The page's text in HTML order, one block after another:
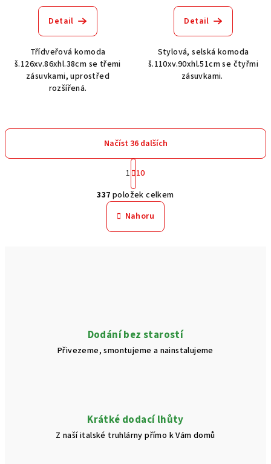
Detail
Třídveřová komoda
š.126xv.86xhl.38cm se třemi
zásuvkami, uprostřed
rozšířená.
Detail
Stylová, selská komoda
š.110xv.90xhl.51cm se čtyřmi
zásuvkami.
O
v
l
á
k
y
s
u
Načíst 36 dalších
S
t
r
á
n
k
o
1 10
337 položek celkem
Nahoru
Dodání bez starostí
Přivezeme, smontujeme a nainstalujeme
Krátké dodací lhůty
Z naší italské truhlárny přímo k Vám domů